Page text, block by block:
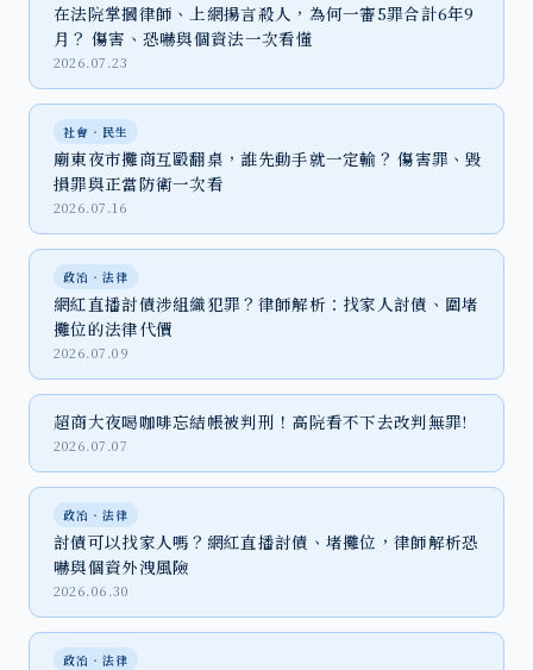
在法院掌摑律師、上網揚言殺人，為何一審5罪合計6年9
月？ 傷害、恐嚇與個資法一次看懂
2026.07.23
社會‧民生
廟東夜市攤商互毆翻桌，誰先動手就一定輸？ 傷害罪、毀
損罪與正當防衛一次看
2026.07.16
政治‧法律
網紅直播討債涉組織犯罪？律師解析：找家人討債、圍堵
攤位的法律代價
2026.07.09
超商大夜喝咖啡忘結帳被判刑！高院看不下去改判無罪!
2026.07.07
政治‧法律
討債可以找家人嗎？網紅直播討債、堵攤位，律師解析恐
嚇與個資外洩風險
2026.06.30
政治‧法律